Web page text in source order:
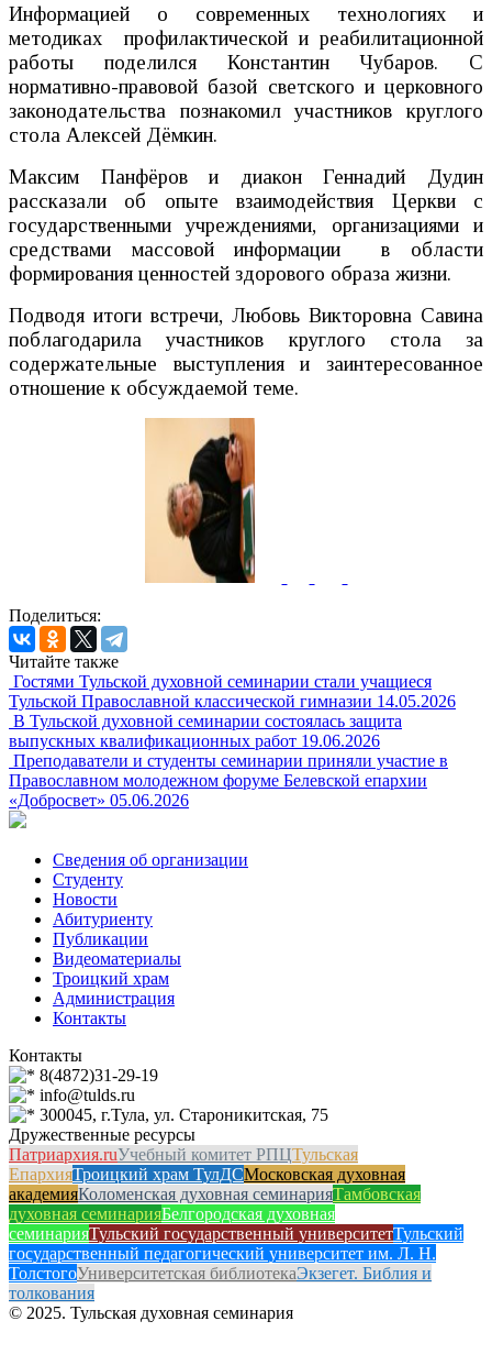
Информацией о современных технологиях и
методиках профилактической и реабилитационной
работы поделился Константин Чубаров. С
нормативно-правовой базой светского и церковного
законодательства познакомил участников круглого
стола Алексей Дёмкин.
Максим Панфёров и диакон Геннадий Дудин
рассказали об опыте взаимодействия Церкви с
государственными учреждениями, организациями и
средствами массовой информации в области
формирования ценностей здорового образа жизни.
Подводя итоги встречи, Любовь Викторовна Савина
поблагодарила участников круглого стола за
содержательные выступления и заинтересованное
отношение к обсуждаемой теме.
Поделиться:
Читайте также
Гостями Тульской духовной семинарии стали учащиеся
Тульской Православной классической гимназии 14.05.2026
В Тульской духовной семинарии состоялась защита
выпускных квалификационных работ 19.06.2026
Преподаватели и студенты семинарии приняли участие в
Православном молодежном форуме Белевской епархии
«Добросвет» 05.06.2026
Сведения об организации
Студенту
Новости
Абитуриенту
Публикации
Видеоматериалы
Троицкий храм
Администрация
Контакты
Контакты
8(4872)31-29-19
info@tulds.ru
300045, г.Тула, ул. Староникитская, 75
Дружественные ресурсы
Патриархия.ruУчебный комитет РПЦТульская
ЕпархияТроицкий храм ТулДСМосковская духовная
академияКоломенская духовная семинарияТамбовская
духовная семинарияБелгородская духовная
семинарияТульский государственный университетТульский
государственный педагогический университет им. Л. Н.
ТолстогоУниверситетская библиотекаЭкзегет. Библия и
толкования
© 2025. Тульская духовная семинария